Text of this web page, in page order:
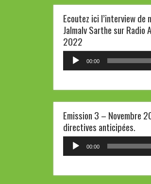
Ecoutez ici l’interview de
Jalmalv Sarthe sur Radio
2022
Lecteur
00:00
Emission 3 – Novembre
directives anticipées.
Lecteur
00:00